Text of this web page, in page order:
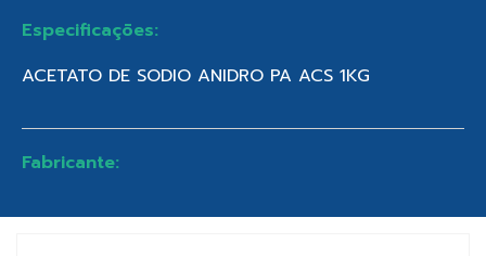
Especificações:
ACETATO DE SODIO ANIDRO PA ACS 1KG
Fabricante: